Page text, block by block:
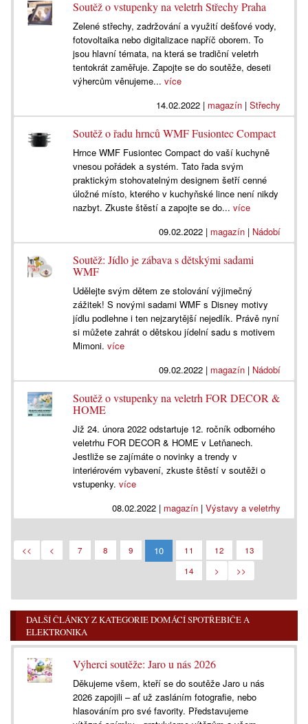
Soutěž o vstupenky na veletrh Střechy Praha
Zelené střechy, zadržování a využití dešťové vody,
fotovoltaika nebo digitalizace napříč oborem. To
jsou hlavní témata, na která se tradiční veletrh
tentokrát zaměřuje. Zapojte se do soutěže, deseti
výhercům věnujeme...více
14.02.2022| magazín| Střechy
Soutěž o řadu hrnců WMF Fusiontec Compact
Hrnce WMF Fusiontec Compact do vaší kuchyně
vnesou pořádek a systém. Tato řada svým
praktickým stohovatelným designem šetří cenné
úložné místo, kterého v kuchyňské lince není nikdy
nazbyt. Zkuste štěstí a zapojte se do...více
09.02.2022| magazín| Nádobí
Soutěž: Jídlo je zábava s dětskými sadami
WMF
Udělejte svým dětem ze stolování výjimečný
zážitek! S novými sadami WMF s Disney motivy
jídlu podlehne i ten nejzarytější nejedlík. Právě nyní
si můžete zahrát o dětskou jídelní sadu s motivem
Mimoni.více
09.02.2022| magazín| Nádobí
Soutěž o vstupenky na veletrh FOR DECOR &
HOME
Již 24. února 2022 odstartuje 12. ročník odborného
veletrhu FOR DECOR & HOME v Letňanech.
Jestliže se zajímáte o novinky a trendy v
interiérovém vybavení, zkuste štěstí v soutěži o
vstupenky.více
08.02.2022| magazín| Výstavy a veletrhy
<< < 7 8 9 10 11 12
13
14
> >>
DALŠÍ ČLÁNKY Z KATEGORIE DOMÁCÍ SPOTŘEBIČE A
ELEKTRONIKA
Výherci soutěže: Jaro u nás 2026
Děkujeme všem, kteří se do soutěže Jaro u nás
2026 zapojili – ať už zasláním fotografie, nebo
hlasováním pro své favority. Představujeme